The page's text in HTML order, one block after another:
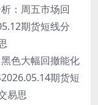
：周五市场回
期货短线分
色大幅回撤能化
期货短
易思